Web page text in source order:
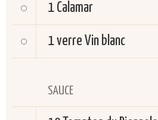
1 Calamar
1 verre Vin blanc
SAUCE